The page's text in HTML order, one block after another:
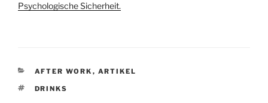
Psychologische Sicherheit.
KATEGORIEN
AFTER WORK , ARTIKEL
SCHLAGWÖRTER
DRINKS